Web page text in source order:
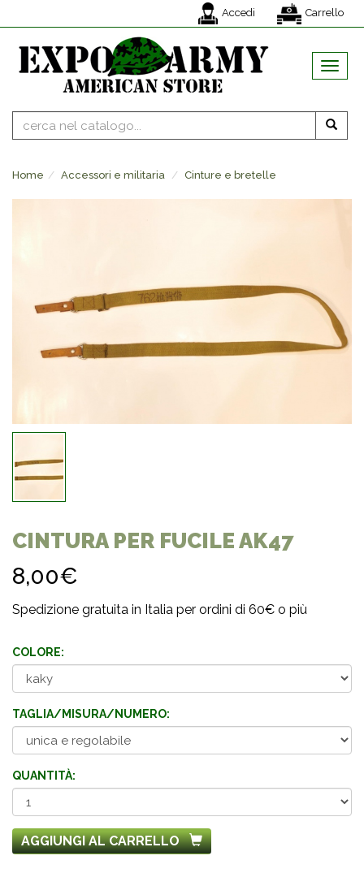
Accedi Carrello
MENU
Home Accessori e militaria Cinture e bretelle
CINTURA PER FUCILE AK47
8,00€
Spedizione gratuita in Italia per ordini di 60€ o più
COLORE:
TAGLIA/MISURA/NUMERO:
QUANTITÀ:
AGGIUNGI AL CARRELLO